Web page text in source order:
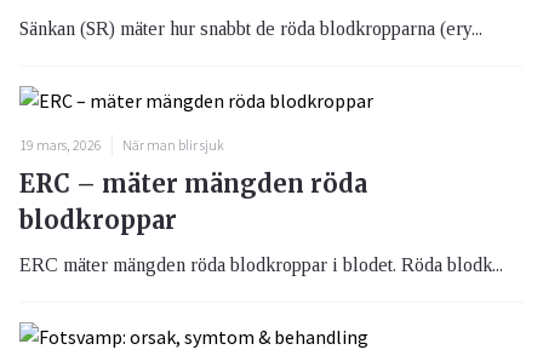
Sänkan (SR) mäter hur snabbt de röda blodkropparna (ery...
19 mars, 2026 När man blir sjuk
ERC – mäter mängden röda
blodkroppar
ERC mäter mängden röda blodkroppar i blodet. Röda blodk...